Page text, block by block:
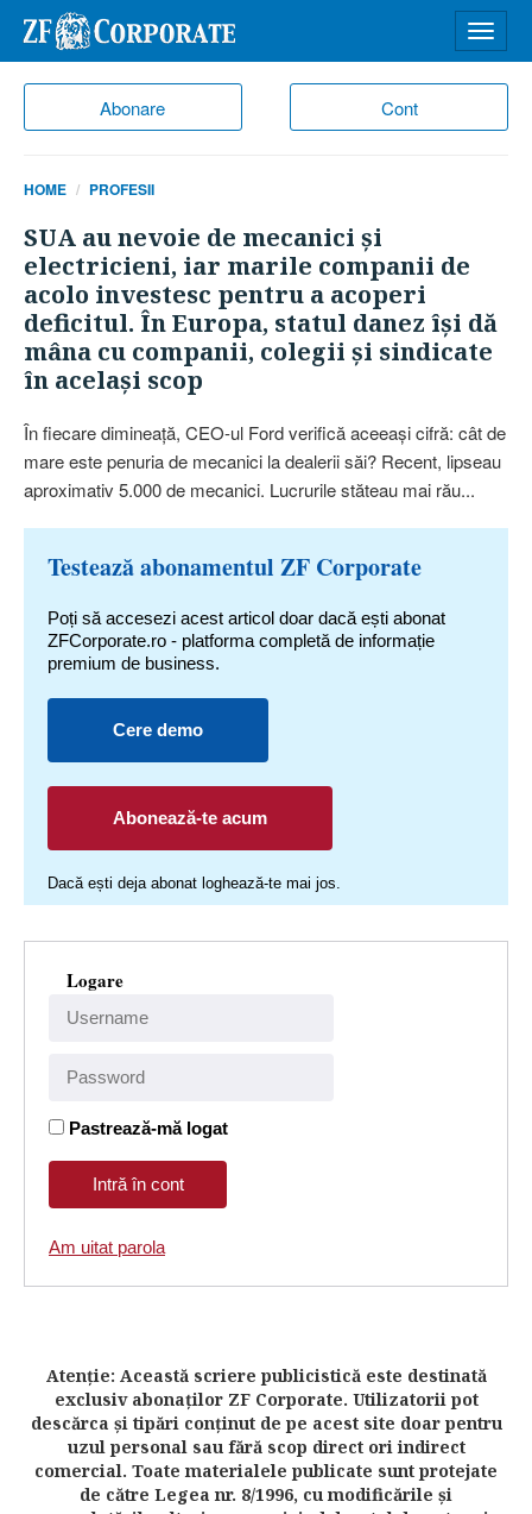
Abonare Cont
meniu
HOME PROFESII
SUA au nevoie de mecanici şi
electricieni, iar marile companii de
acolo investesc pentru a acoperi
deficitul. În Europa, statul danez îşi dă
mâna cu companii, colegii şi sindicate
în acelaşi scop
În fiecare dimineaţă, CEO-ul Ford verifică aceeaşi cifră: cât de
mare este penuria de mecanici la dealerii săi? Recent, lipseau
aproximativ 5.000 de mecanici. Lucrurile stăteau mai rău...
Testează abonamentul ZF Corporate
Poți să accesezi acest articol doar dacă ești abonat
ZFCorporate.ro - platforma completă de informație
premium de business.
Cere demo
Abonează-te acum
Dacă ești deja abonat loghează-te mai jos.
Logare
Pastrează-mă logat
Am uitat parola
Atenţie: Această scriere publicistică este destinată
exclusiv abonaţilor ZF Corporate. Utilizatorii pot
descărca şi tipări conţinut de pe acest site doar pentru
uzul personal sau fără scop direct ori indirect
comercial. Toate materialele publicate sunt protejate
de către Legea nr. 8/1996, cu modificările şi